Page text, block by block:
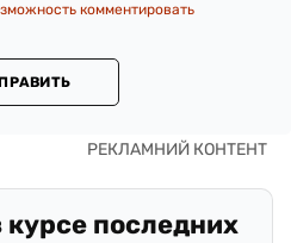
комментировать
курсе последних